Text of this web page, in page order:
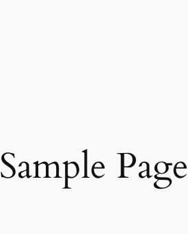
Sample Page